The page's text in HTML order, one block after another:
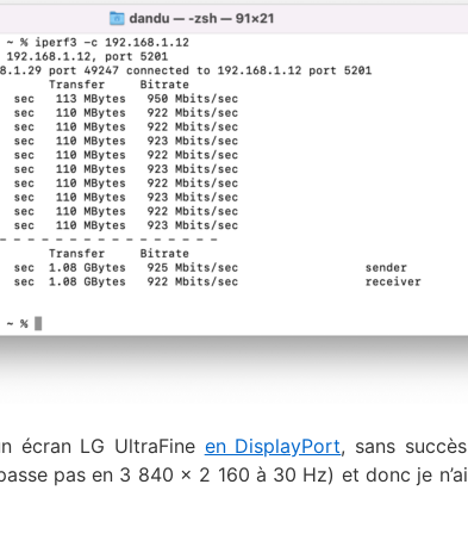
écran LG UltraFine en DisplayPort, sans
pas en 3 840 x 2 160 à 30 Hz) et donc je n’ai